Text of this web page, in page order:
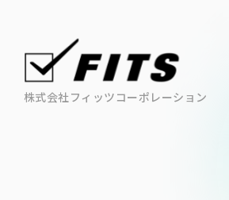
株式会社フィッツコーポレーション